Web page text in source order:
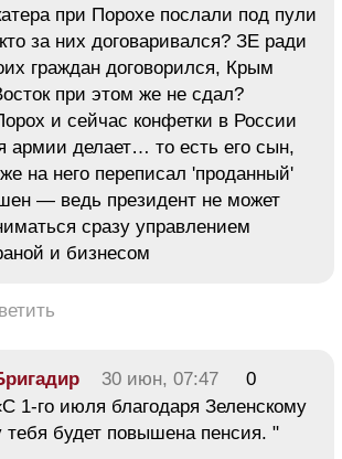
при Порохе послали под пули
за них договаривался? ЗЕ ради
граждан договорился, Крым
при этом же не сдал?
и сейчас конфетки в России
армии делает… то есть его сын,
на него переписал 'проданный'
— ведь президент не может
сразу управлением
и бизнесом
30 июн, 07:47
0
1-го июля благодаря Зеленскому
тебя будет повышена пенсия. "